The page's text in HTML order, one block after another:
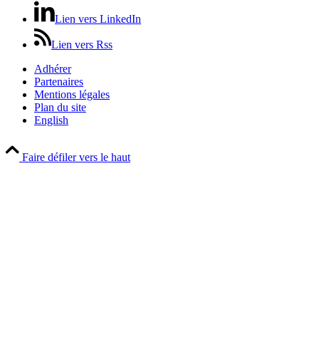
Lien vers LinkedIn
Lien vers Rss
Adhérer
Partenaires
Mentions légales
Plan du site
English
Faire défiler vers le haut